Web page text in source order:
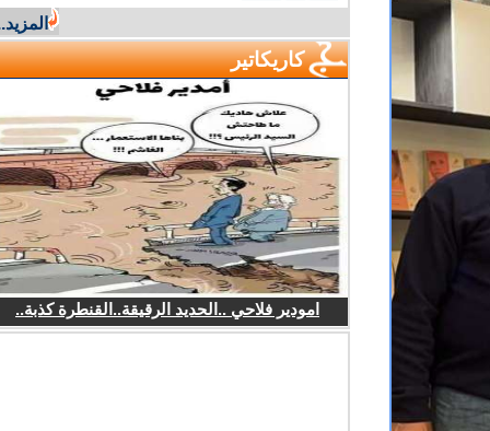
المزيد...
كاريكاتير
امودير فلاحي ..الحديد الرقيقة..القنطرة كذبة..